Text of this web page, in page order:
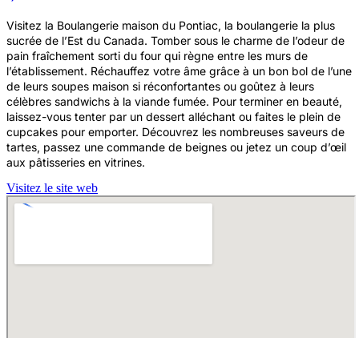
Visitez la Boulangerie maison du Pontiac, la boulangerie la plus
sucrée de l’Est du Canada. Tomber sous le charme de l’odeur de
pain fraîchement sorti du four qui règne entre les murs de
l’établissement. Réchauffez votre âme grâce à un bon bol de l’une
de leurs soupes maison si réconfortantes ou goûtez à leurs
célèbres sandwichs à la viande fumée. Pour terminer en beauté,
laissez-vous tenter par un dessert alléchant ou faites le plein de
cupcakes pour emporter. Découvrez les nombreuses saveurs de
tartes, passez une commande de beignes ou jetez un coup d’œil
aux pâtisseries en vitrines.
Visitez le site web